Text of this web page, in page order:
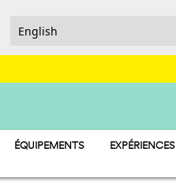
ÉQUIPEMENTS
ANIMATIONS
EXPÉRIENCES